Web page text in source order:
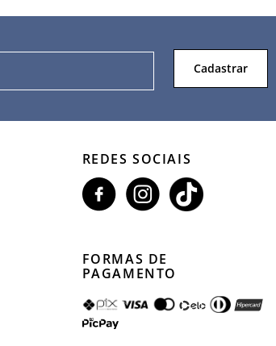
Cadastrar
REDES SOCIAIS
FORMAS DE
PAGAMENTO